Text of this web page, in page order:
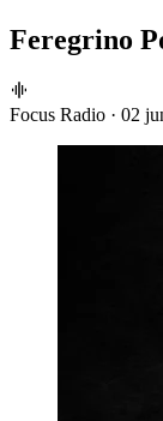
Feregrino
Focus Radio · 02